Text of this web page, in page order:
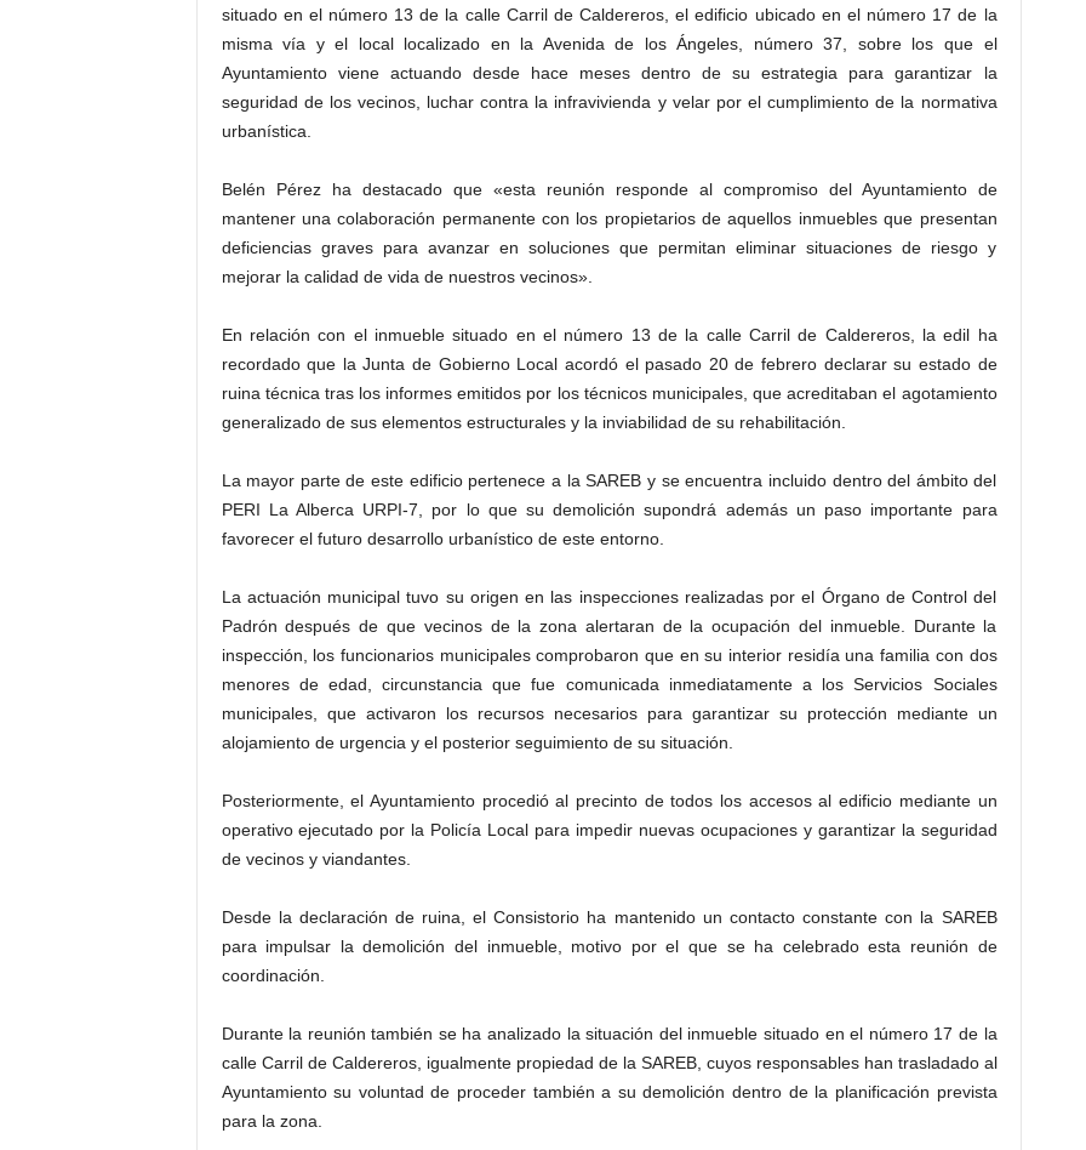
situado en el número 13 de la calle Carril de Caldereros, el edificio ubicado en el número 17 de la
misma vía y el local localizado en la Avenida de los Ángeles, número 37, sobre los que el
Ayuntamiento viene actuando desde hace meses dentro de su estrategia para garantizar la
seguridad de los vecinos, luchar contra la infravivienda y velar por el cumplimiento de la normativa
urbanística.
Belén Pérez ha destacado que «esta reunión responde al compromiso del Ayuntamiento de
mantener una colaboración permanente con los propietarios de aquellos inmuebles que presentan
deficiencias graves para avanzar en soluciones que permitan eliminar situaciones de riesgo y
mejorar la calidad de vida de nuestros vecinos».
En relación con el inmueble situado en el número 13 de la calle Carril de Caldereros, la edil ha
recordado que la Junta de Gobierno Local acordó el pasado 20 de febrero declarar su estado de
ruina técnica tras los informes emitidos por los técnicos municipales, que acreditaban el agotamiento
generalizado de sus elementos estructurales y la inviabilidad de su rehabilitación.
La mayor parte de este edificio pertenece a la SAREB y se encuentra incluido dentro del ámbito del
PERI La Alberca URPI-7, por lo que su demolición supondrá además un paso importante para
favorecer el futuro desarrollo urbanístico de este entorno.
La actuación municipal tuvo su origen en las inspecciones realizadas por el Órgano de Control del
Padrón después de que vecinos de la zona alertaran de la ocupación del inmueble. Durante la
inspección, los funcionarios municipales comprobaron que en su interior residía una familia con dos
menores de edad, circunstancia que fue comunicada inmediatamente a los Servicios Sociales
municipales, que activaron los recursos necesarios para garantizar su protección mediante un
alojamiento de urgencia y el posterior seguimiento de su situación.
Posteriormente, el Ayuntamiento procedió al precinto de todos los accesos al edificio mediante un
operativo ejecutado por la Policía Local para impedir nuevas ocupaciones y garantizar la seguridad
de vecinos y viandantes.
Desde la declaración de ruina, el Consistorio ha mantenido un contacto constante con la SAREB
para impulsar la demolición del inmueble, motivo por el que se ha celebrado esta reunión de
coordinación.
Durante la reunión también se ha analizado la situación del inmueble situado en el número 17 de la
calle Carril de Caldereros, igualmente propiedad de la SAREB, cuyos responsables han trasladado al
Ayuntamiento su voluntad de proceder también a su demolición dentro de la planificación prevista
para la zona.